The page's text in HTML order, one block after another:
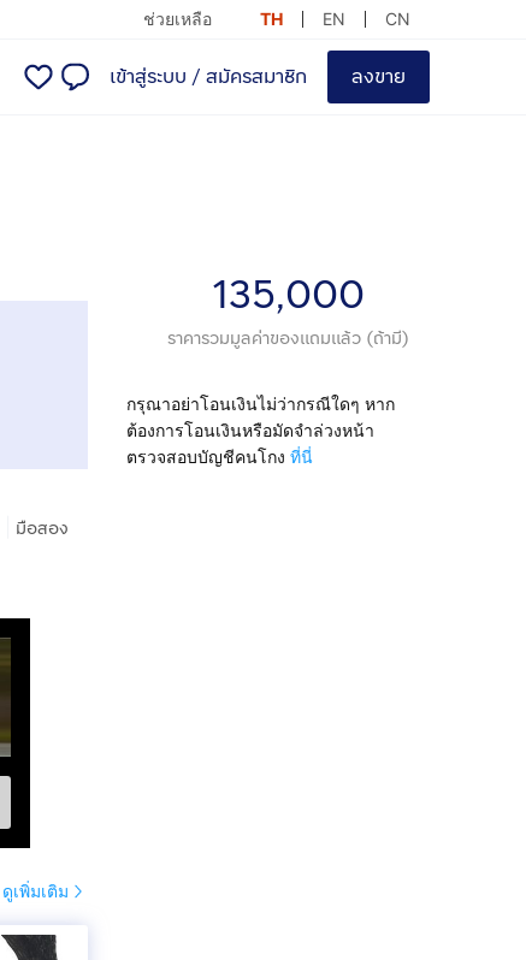
ช่วยเหลือ TH EN CN
เข้าสู่ระบบ / สมัครสมาชิก ลงขาย
มือสอง
135,000
ราคารวมมูลค่าของแถมแล้ว (ถ้ามี)
กรุณาอย่าโอนเงินไม่ว่ากรณีใดๆ หาก
ต้องการโอนเงินหรือมัดจำล่วงหน้า
ตรวจสอบบัญชีคนโกง ที่นี่
ดูเพิ่มเติม